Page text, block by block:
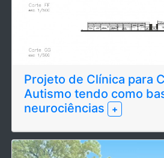
Projeto de Clínica para
Autismo tendo como
neurociências
+